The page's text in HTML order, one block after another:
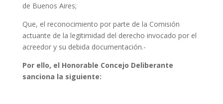
de Buenos Aires;
Que, el reconocimiento por parte de la Comisión
actuante de la legitimidad del derecho invocado por el
acreedor y su debida documentación.-
Por ello, el Honorable Concejo Deliberante
sanciona la siguiente: